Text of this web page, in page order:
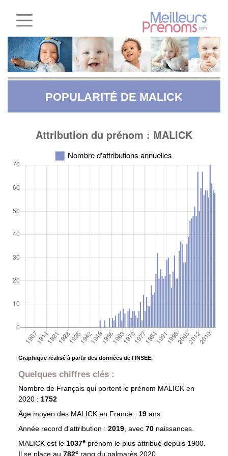
POPULARITÉ DE MALICK
Graphique réalisé à partir des données de l'INSEE.
Quelques chiffres clés :
Nombre de Français qui portent le prénom MALICK en
2020 : 1752
Âge moyen des MALICKen France : 19 ans.
Année record d’attribution : 2019, avec 70 naissances.
MALICK est le 1037eprénom le plus attribué depuis 1900.
Il se place au 782e rang du palmarès 2020.